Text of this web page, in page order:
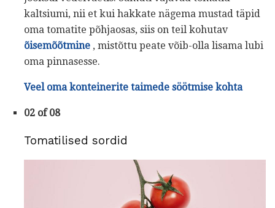
kaltsiumi, nii et kui hakkate nägema mustad täpid
oma tomatite põhjaosas, siis on teil kohutav
õisemõõtmine , mistõttu peate võib-olla lisama lubi
oma pinnasesse.
Veel oma konteinerite taimede söötmise kohta
02 of 08
Tomatilised sordid